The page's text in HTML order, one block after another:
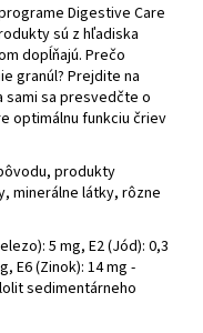
Digestive Care
sú z hľadiska
dopĺňajú. Prečo
granúl? Prejdite na
sami sa presvedčte o
optimálnu funkciu čriev
produkty
minerálne látky, rôzne
5 mg, E2 (Jód): 0,3
E6 (Zinok): 14 mg -
sedimentárneho